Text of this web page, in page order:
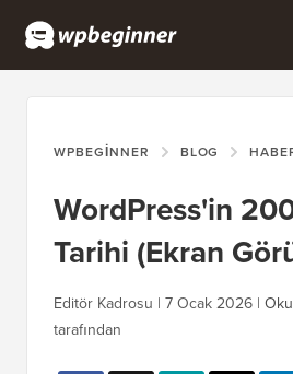
WPBEGINNER BLOG
WordPress'in
Tarihi (Ekran
Editör Kadrosu | 7 Ocak 2026 |
tarafından